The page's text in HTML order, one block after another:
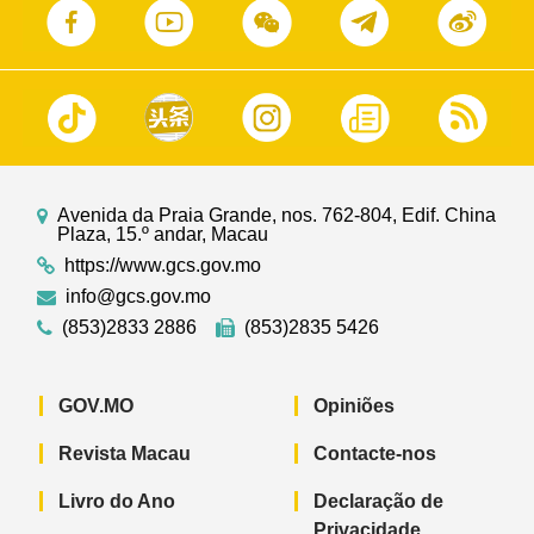
Avenida da Praia Grande, nos. 762-804, Edif. China
Plaza, 15.º andar, Macau
https://www.gcs.gov.mo
info@gcs.gov.mo
(853)2833 2886
(853)2835 5426
GOV.MO
Revista Macau
Livro do Ano
Opiniões
Contacte-nos
Declaração de
Privacidade